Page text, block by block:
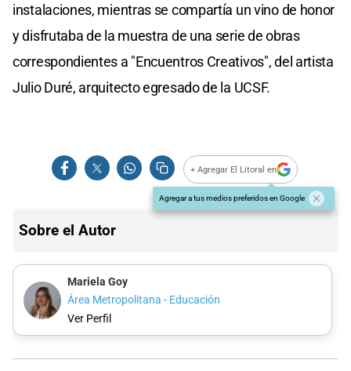
instalaciones, mientras se compartía un vino de honor
y disfrutaba de la muestra de una serie de obras
correspondientes a "Encuentros Creativos", del artista
Julio Duré, arquitecto egresado de la UCSF.
+ Agregar El Litoral en
Agregar a tus medios preferidos en Google
Sobre el Autor
Mariela Goy
Área Metropolitana - Educación
Ver Perfil